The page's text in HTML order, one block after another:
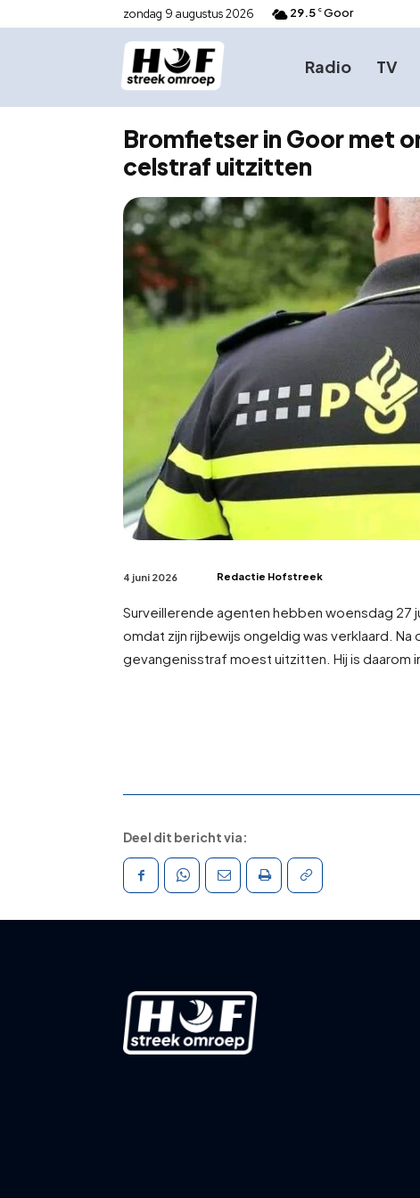
zondag 9 augustus 2026 29.5 C Goor
Radio TV
Bromfietser in Goor met
celstraf uitzitten
4 juni 2026 Redactie Hofstreek
Surveillerende agenten hebben woensdag 27
omdat zijn rijbewijs ongeldig was verklaard.
gevangenisstraf moest uitzitten. Hij is daarom
Deel dit bericht via: